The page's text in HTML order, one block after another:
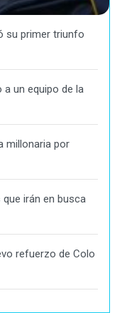
su primer triunfo
a un equipo de la
millonaria por
irán en busca
refuerzo de Colo